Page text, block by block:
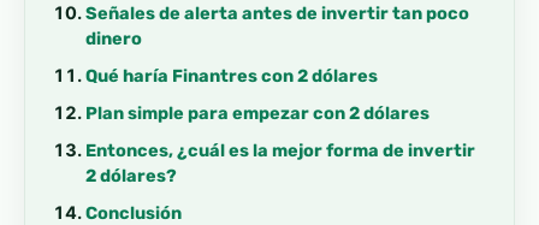
Señales de alerta antes de invertir tan poco
dinero
Qué haría Finantres con 2 dólares
Plan simple para empezar con 2 dólares
Entonces, ¿cuál es la mejor forma de invertir
2 dólares?
Conclusión